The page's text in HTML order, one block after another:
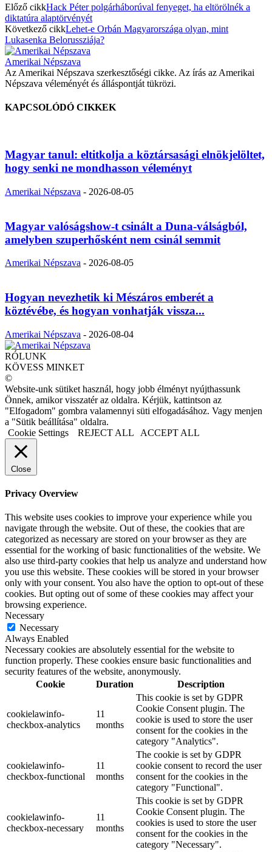
Előző cikkHack Péter polgárháborúval fenyeget, ha eltörölnék a
diktatúra alaptörvényét
Következő cikkLehet-e Orbán Magyarországa olyan, mint
Lukasenka Belorussziája?
Amerikai Népszava
Az Amerikai Népszava szerkesztőségi cikke. Az írás az Amerikai
Népszava véleményét és álláspontját tükrözi.
KAPCSOLÓDÓ CIKKEK
Magyar tanul: eltitkolja a köztársasági elnökjelöltet,
hogy senki ne mondhasson véleményt
Amerikai Népszava - 2026-08-05
Magyar valóságshow-t csinált a Duna-válságból,
amelyben szuperhősként nem csinál semmit
Amerikai Népszava - 2026-08-05
Hogyan nevezhetik ki Mészáros emberét a
köztévébe, és hogyan vonhatják vissza...
Amerikai Népszava - 2026-08-04
RÓLUNK
KÖVESS MINKET
©
Website-unk sütiket használ, hogy jobb élményt nyújthassunk
Önnek, amikor visszatér az oldalra. Kérjük, kattintson az
"Elfogadom" gombra valamennyi süti elfogadásához. Vagy menjen
a "Sütik beállítása" oldalra.
Cookie Settings
REJECT ALL ACCEPT ALL
Close
Privacy Overview
This website uses cookies to improve your experience while you
navigate through the website. Out of these, the cookies that are
categorized as necessary are stored on your browser as they are
essential for the working of basic functionalities of the website. We
also use third-party cookies that help us analyze and understand how
you use this website. These cookies will be stored in your browser
only with your consent. You also have the option to opt-out of these
cookies. But opting out of some of these cookies may affect your
browsing experience.
Necessary
Necessary
Always Enabled
Necessary cookies are absolutely essential for the website to
function properly. These cookies ensure basic functionalities and
security features of the website, anonymously.
Cookie
Duration Description
cookielawinfo-
checkbox-analytics
11
months
This cookie is set by GDPR
Cookie Consent plugin. The
cookie is used to store the user
consent for the cookies in the
category "Analytics".
cookielawinfo-
checkbox-functional
11
months
The cookie is set by GDPR
cookie consent to record the user
consent for the cookies in the
category "Functional".
cookielawinfo-
checkbox-necessary
11
months
This cookie is set by GDPR
Cookie Consent plugin. The
cookies is used to store the user
consent for the cookies in the
category "Necessary".